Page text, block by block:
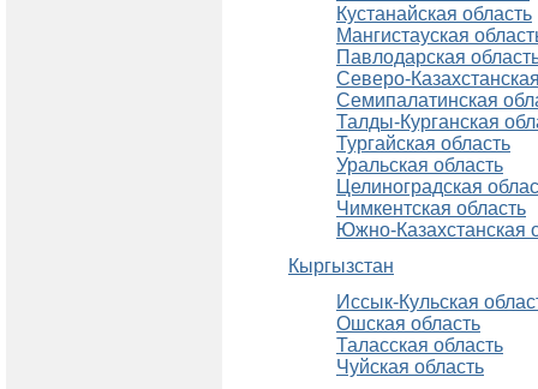
Кустанайская область
Мангистауская
Павлодарская
Северо-
Семипалатинская
Талды-Курганская
Тургайская область
Уральская область
Целиноградская
Чимкентская область
Южно-Казахстанская
Кыргызстан
Иссык-Кульская
Ошская область
Таласская область
Чуйская область